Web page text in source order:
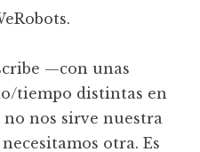
—con unas
tiempo distintas en
nos sirve nuestra
otra. Es